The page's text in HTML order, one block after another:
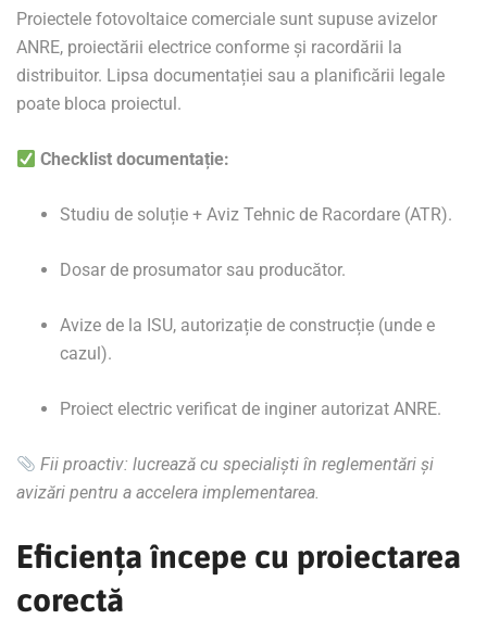
Proiectele fotovoltaice comerciale sunt supuse avizelor
ANRE, proiectării electrice conforme și racordării la
distribuitor. Lipsa documentației sau a planificării legale
poate bloca proiectul.
Checklist documentație:
Studiu de soluție + Aviz Tehnic de Racordare (ATR).
Dosar de prosumator sau producător.
Avize de la ISU, autorizație de construcție (unde e
cazul).
Proiect electric verificat de inginer autorizat ANRE.
Fii proactiv: lucrează cu specialiști în reglementări și
avizări pentru a accelera implementarea.
Eficiența începe cu proiectarea
corectă